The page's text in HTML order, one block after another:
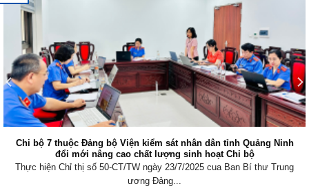
Chi bộ 7 thuộc Đảng bộ Viện kiểm sát nhân dân tỉnh Quảng Ninh
đổi mới nâng cao chất lượng sinh hoạt Chi bộ
Thực hiện Chỉ thị số 50-CT/TW ngày 23/7/2025 cua Ban Bí thư Trung
ương Đảng...